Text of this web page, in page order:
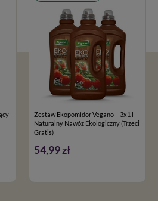
Zestaw Ekopomidor Vegano – 3x1 l
Naturalny Nawóz Ekologiczny (Trzeci
Gratis)
54,99 zł